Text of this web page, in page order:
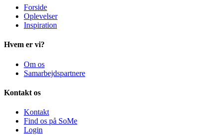
Forside
Oplevelser
Inspiration
Hvem er vi?
Om os
Samarbejdspartnere
Kontakt os
Kontakt
Find os på SoMe
Login